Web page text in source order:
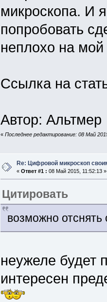
микроскопа. И
попробовать
неплохо на мой
Ссылка на
Автор: Альтмер
«Последнее редактирование: 08 Май
Re: Цифровой микроскоп
« Ответ #1 : 08 Май 2015, 11:52:13 »
Цитировать
возможно
неужеле будет
интересен